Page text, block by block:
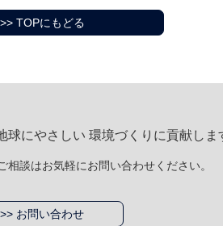
>> TOPにもどる
球にやさしい 環境づくりに貢献しま
相談はお気軽にお問い合わせください。
>> お問い合わせ